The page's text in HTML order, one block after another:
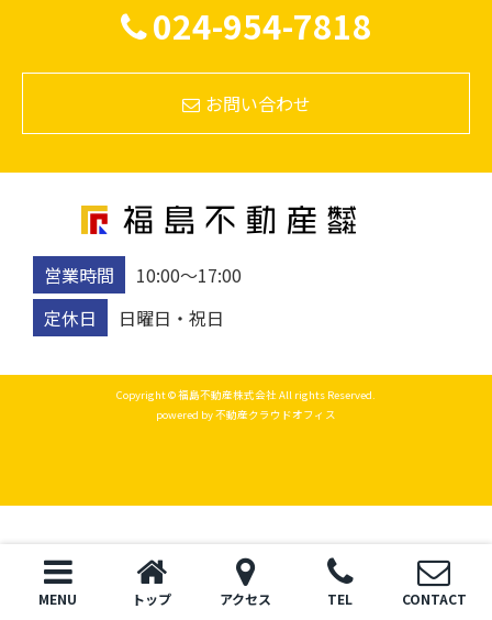
トップ 電話 お問い合わせ
024-954-7818
お問い合わせ
営業時間
10:00〜17:00
定休日
日曜日・祝日
MENU トップ アクセス TEL CONTACT
Copyright © 福島不動産株式会社 All rights Reserved.
powered by 不動産クラウドオフィス